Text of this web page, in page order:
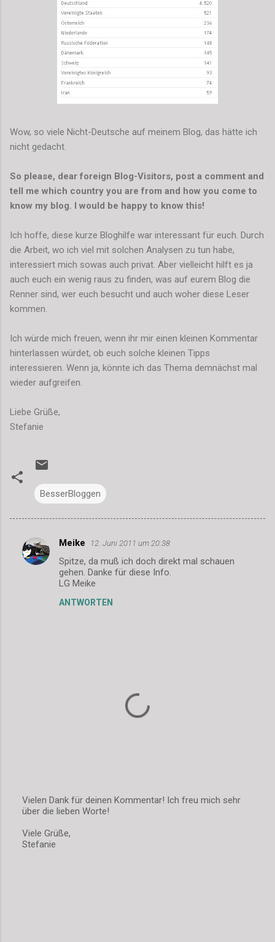
Wow, so viele Nicht-Deutsche auf meinem Blog, das hätte ich
nicht gedacht.
So please, dear foreign Blog-Visitors, post a comment and
tell me which country you are from and how you come to
know my blog. I would be happy to know this!
Ich hoffe, diese kurze Bloghilfe war interessant für euch. Durch
die Arbeit, wo ich viel mit solchen Analysen zu tun habe,
interessiert mich sowas auch privat. Aber vielleicht hilft es ja
auch euch ein wenig raus zu finden, was auf eurem Blog die
Renner sind, wer euch besucht und auch woher diese Leser
kommen.
Ich würde mich freuen, wenn ihr mir einen kleinen Kommentar
hinterlassen würdet, ob euch solche kleinen Tipps
interessieren. Wenn ja, könnte ich das Thema demnächst mal
wieder aufgreifen.
Liebe Grüße,
Stefanie
BesserBloggen
K
o
Meike 12. Juni 2011 um 20:38
Spitze, da muß ich doch direkt mal schauen
gehen. Danke für diese Info.
LG Meike
ANTWORTEN
K
m
m
Vielen Dank für deinen Kommentar! Ich freu mich sehr
über die lieben Worte!
Viele Grüße,
Stefanie